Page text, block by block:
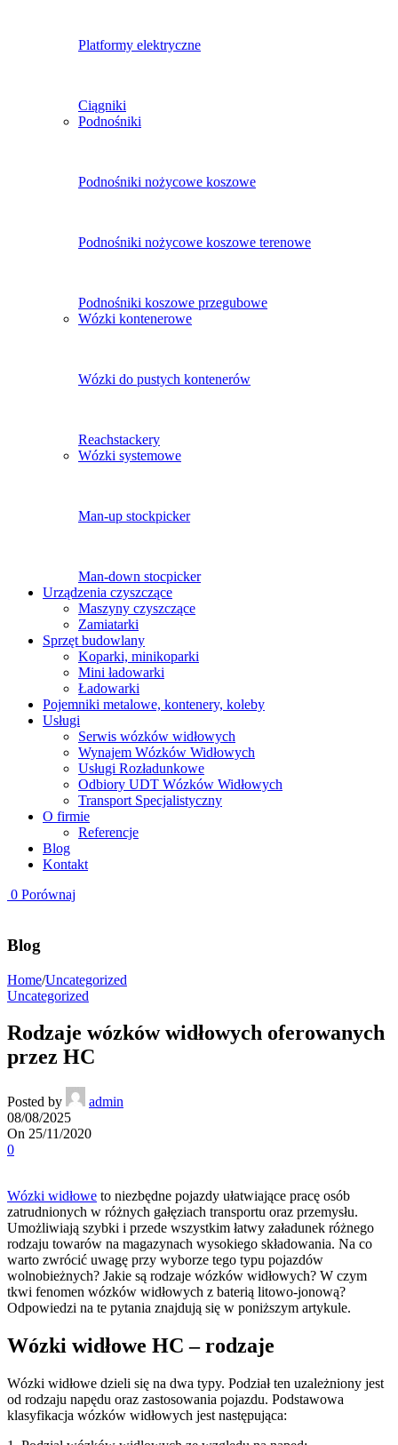
Platformy elektryczne
Ciągniki
Podnośniki
Podnośniki nożycowe koszowe
Podnośniki nożycowe koszowe terenowe
Podnośniki koszowe przegubowe
Wózki kontenerowe
Wózki do pustych kontenerów
Reachstackery
Wózki systemowe
Man-up stockpicker
Man-down stocpicker
Urządzenia czyszczące
Maszyny czyszczące
Zamiatarki
Sprzęt budowlany
Koparki, minikoparki
Mini ładowarki
Ładowarki
Pojemniki metalowe, kontenery, koleby
Usługi
Serwis wózków widłowych
Wynajem Wózków Widłowych
Usługi Rozładunkowe
Odbiory UDT Wózków Widłowych
Transport Specjalistyczny
O firmie
Referencje
Blog
Kontakt
0 Porównaj
Blog
Home/Uncategorized
Uncategorized
Rodzaje wózków widłowych oferowanych
przez HC
Posted by
admin
08/08/2025
On 25/11/2020
0
Wózki widłowe to niezbędne pojazdy ułatwiające pracę osób
zatrudnionych w różnych gałęziach transportu oraz przemysłu.
Umożliwiają szybki i przede wszystkim łatwy załadunek różnego
rodzaju towarów na magazynach wysokiego składowania. Na co
warto zwrócić uwagę przy wyborze tego typu pojazdów
wolnobieżnych? Jakie są rodzaje wózków widłowych? W czym
tkwi fenomen wózków widłowych z baterią litowo-jonową?
Odpowiedzi na te pytania znajdują się w poniższym artykule.
Wózki widłowe HC – rodzaje
Wózki widłowe dzieli się na dwa typy. Podział ten uzależniony jest
od rodzaju napędu oraz zastosowania pojazdu. Podstawowa
klasyfikacja wózków widłowych jest następująca: